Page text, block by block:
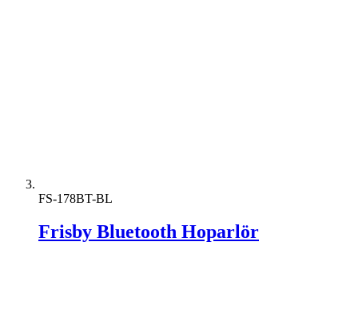
FS-178BT-BL
Frisby Bluetooth Hoparlör